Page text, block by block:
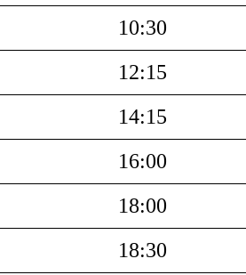
10:30
12:15
14:15
16:00
18:00
18:30